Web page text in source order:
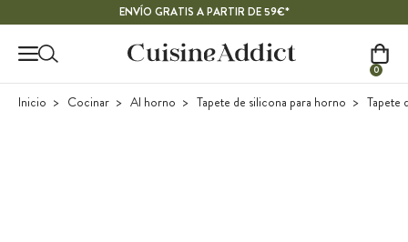
ENVÍO GRATIS A PARTIR DE 59€*
0
Inicio Cocinar Al horno Tapete de silicona para horno Tapete